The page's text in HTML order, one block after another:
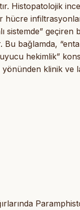
Histopatolojik
sistemde” geçiren
Bu bağlamda,
hekimlik”
yönünden klinik ve